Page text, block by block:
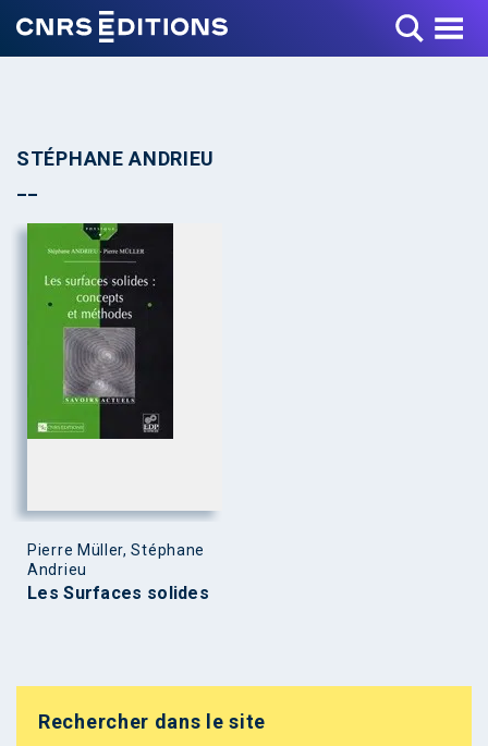
Toggle Menu
STÉPHANE ANDRIEU
Pierre Müller, Stéphane
Andrieu
Les Surfaces solides
Rechercher dans le site